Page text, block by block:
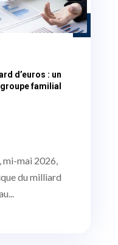
d’euros : un
familial
mi-mai 2026,
du milliard